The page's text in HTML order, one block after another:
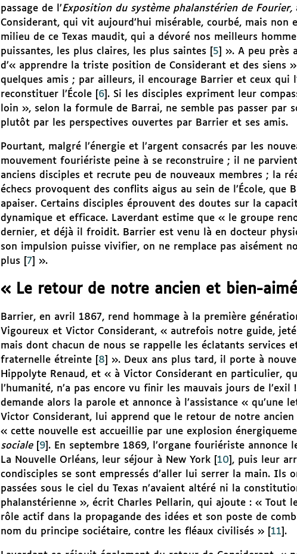
passage de l’Exposition du système phalanstérien de Fourier,
Considerant, qui vit aujourd’hui misérable, courbé, mais non
milieu de ce Texas maudit, qui a dévoré nos meilleurs
puissantes, les plus claires, les plus saintes
5
». A peu près
d’« apprendre la triste position de Considerant et des siens
quelques amis ; par ailleurs, il encourage Barrier et ceux qui
reconstituer l’École[ 6] . Si les disciples expriment leur
loin », selon la formule de Barrai, ne semble pas passer par
plutôt par les perspectives ouvertes par Barrier et ses amis.
Pourtant, malgré l’énergie et l’argent consacrés par les
mouvement fouriériste peine à se reconstruire ; il ne
anciens disciples et recrute peu de nouveaux membres ; la
échecs provoquent des conflits aigus au sein de l’École,
apaiser. Certains disciples éprouvent des doutes sur la
dynamique et efficace. Laverdant estime que « le groupe
dernier, et déjà il froidit. Barrier est venu là en docteur
son impulsion puisse vivifier, on ne remplace pas aisément
plus
7 ».
« Le retour de notre ancien et bien-
Barrier, en avril 1867, rend hommage à la première
Vigoureux et Victor Considerant, « autrefois notre guide,
mais dont chacun de nous se rappelle les éclatants services
fraternelle étreinte[ 8
». Deux ans plus tard, il porte à
Hippolyte Renaud, et « à Victor Considerant en particulier,
l’humanité, n’a pas encore vu finir les mauvais jours de l’exil
demande alors la parole et annonce à l’assistance « qu’une
Victor Considerant, lui apprend que le retour de notre
« cette nouvelle est accueillie par une explosion
sociale[ 9] . En septembre 1869, l’organe fouriériste annonce
La Nouvelle Orléans, leur séjour à New York[ 10 , puis leur
condisciples se sont empressés d’aller lui serrer la main. Ils
passées sous le ciel du Texas n’avaient altéré ni la
phalanstérienne », écrit Charles Pellarin, qui ajoute : « Tout
rôle actif dans la propagande des idées et son poste de
nom du principe sociétaire, contre les fléaux civilisés »[ 11 .